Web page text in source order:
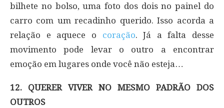
bilhete no bolso, uma foto dos dois no painel do
carro com um recadinho querido. Isso acorda a
relação e aquece o coração. Já a falta desse
movimento pode levar o outro a encontrar
emoção em lugares onde você não esteja…
12. QUERER VIVER NO MESMO PADRÃO DOS
OUTROS